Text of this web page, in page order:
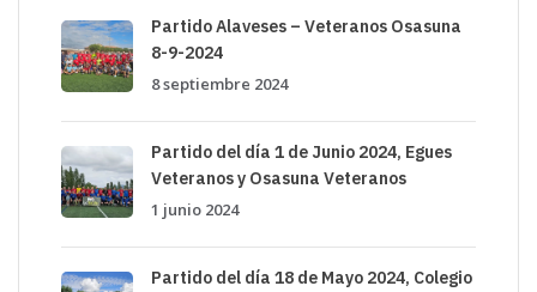
Partido Alaveses – Veteranos Osasuna
8-9-2024
8 septiembre 2024
Partido del día 1 de Junio 2024, Egues
Veteranos y Osasuna Veteranos
1 junio 2024
Partido del día 18 de Mayo 2024, Colegio